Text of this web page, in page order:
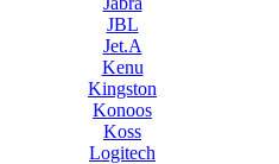
JBL
Jet.A
Kenu
Kingston
Konoos
Koss
Logitech